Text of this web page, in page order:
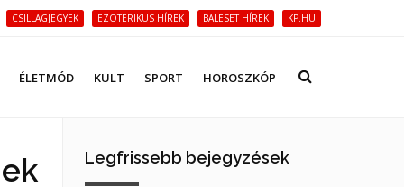
CSILLAGJEGYEK EZOTERIKUS HÍREK BALESET HÍREK KP.HU
ÉLETMÓD KULT SPORT HOROSZKÓP
Legfrissebb bejegyzések